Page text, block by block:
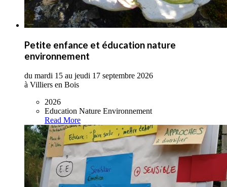
Petite enfance et éducation nature
environnement
du mardi 15 au jeudi 17 septembre 2026
à Villiers en Bois
2026
Education Nature Environnement
Read More